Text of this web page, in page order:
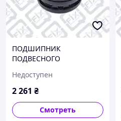
ПОДШИПНИК
ПОДВЕСНОГО
0300
Недоступен
2 261 ₴
Смотреть